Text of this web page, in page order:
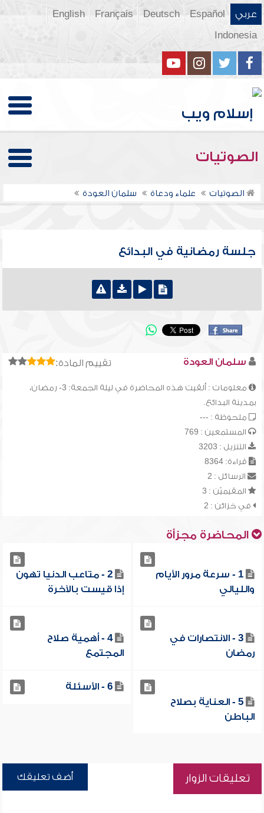
عربي Español
Deutsch
Français
English
Indonesia
الصوتيات
الصوتيات علماء ودعاة سلمان العودة
جلسة رمضانية في البدائع
تقييم المادة: سلمان العودة
معلومات : ألقيت هذه المحاضرة في ليلة الجمعة: 3- رمضان،
بمدينة البدائع.
ملحوظة : ---
المستمعين : 769
التنزيل : 3203
قراءة: 8364
الرسائل : 2
المقيميّن : 3
في خزائن : 2
المحاضرة مجزأة
1 - سرعة مرور الأيام
والليالي
2 - متاعب الدنيا تهون
إذا قيست بالآخرة
3 - الانتصارات في
رمضان
4 - أهمية صلاح
المجتمع
5 - العناية بصلاح
الباطن
6 - الأسئلة
تعليقات الزوار أضف تعليقك